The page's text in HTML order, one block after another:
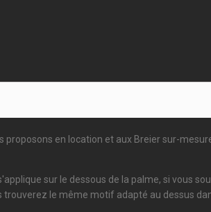
en location et aux Breier sur-
sur le dessous de la palme, si vous
le même motif adapté au dessus